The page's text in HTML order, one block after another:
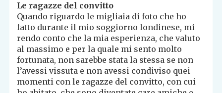
Le ragazze del convitto
Quando riguardo le migliaia di foto che ho
fatto durante il mio soggiorno londinese, mi
rendo conto che la mia esperienza, che valuto
al massimo e per la quale mi sento molto
fortunata, non sarebbe stata la stessa se non
l’avessi vissuta e non avessi condiviso quei
momenti con le ragazze del convitto, con cui